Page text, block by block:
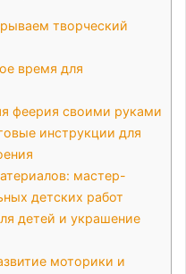
творческий
время для
феерия своими руками
инструкции для
мастер-
детских работ
детей и украшение
моторики и